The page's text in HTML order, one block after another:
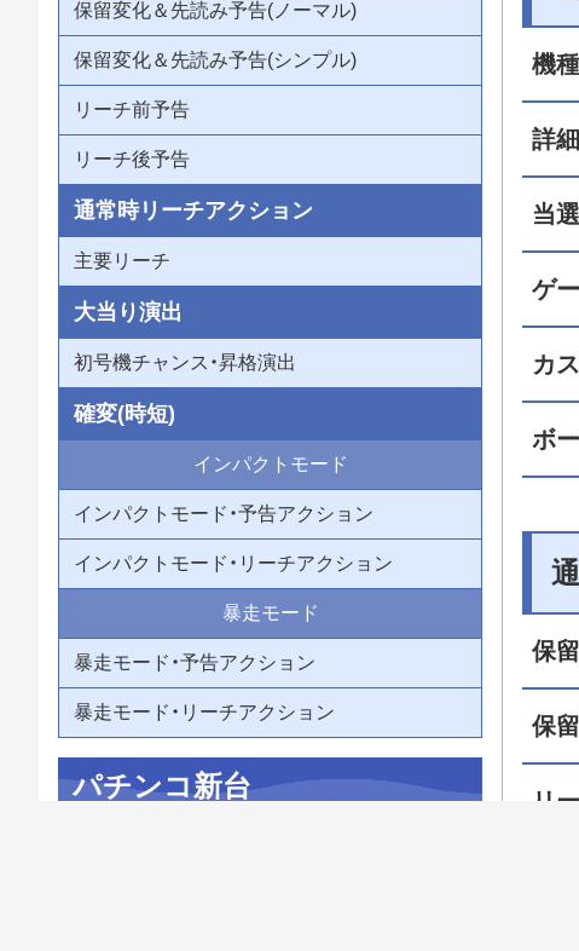
機
詳
当
ゲ
カ
ボ
保
保
リ
保留変化＆先読み予告(ノーマル)
保留変化＆先読み予告(シンプル)
リーチ前予告
リーチ後予告
通常時リーチアクション
主要リーチ
大当り演出
初号機チャンス・昇格演出
確変(時短)
インパクトモード
インパクトモード・予告アクション
インパクトモード・リーチアクション
暴走モード
暴走モード・予告アクション
暴走モード・リーチアクション
パチンコ新台